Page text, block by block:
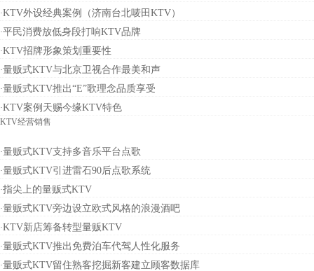
·KTV外设经典案例（济南台北唛田KTV）
·平民消费放低身段打响KTV品牌
·KTV招牌形象策划重要性
·量贩式KTV与北京卫视合作最美和声
·量贩式KTV推出“E”歌理念品质享受
·KTV案例天赐今缘KTV特色
KTV经营销售
·量贩式KTV支持多音乐平台点歌
·量贩式KTV引进雷石90后点歌系统
·指尖上的量贩式KTV
·量贩式KTV旁边设立欧式风格的浪漫酒吧
·KTV新店筹备转型量贩KTV
·量贩式KTV推出免费泊车代驾人性化服务
·量贩式KTV留住熟客挖掘新客建立顾客数据库